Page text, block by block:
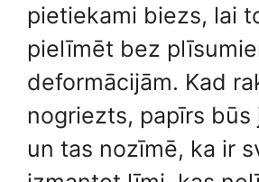
pietiekami biezs, lai
pielīmēt bez
deformācijām. Kad
nogriezts, papīrs būs
un tas nozīmē, ka ir